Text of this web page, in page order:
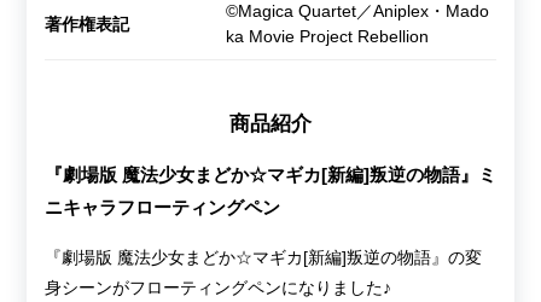
著作権表記
©Magica Quartet／Aniplex・Mado
ka Movie Project Rebellion
商品紹介
『劇場版 魔法少女まどか☆マギカ[新編]叛逆の物語』ミ
ニキャラフローティングペン
『劇場版 魔法少女まどか☆マギカ[新編]叛逆の物語』の変
身シーンがフローティングペンになりました♪